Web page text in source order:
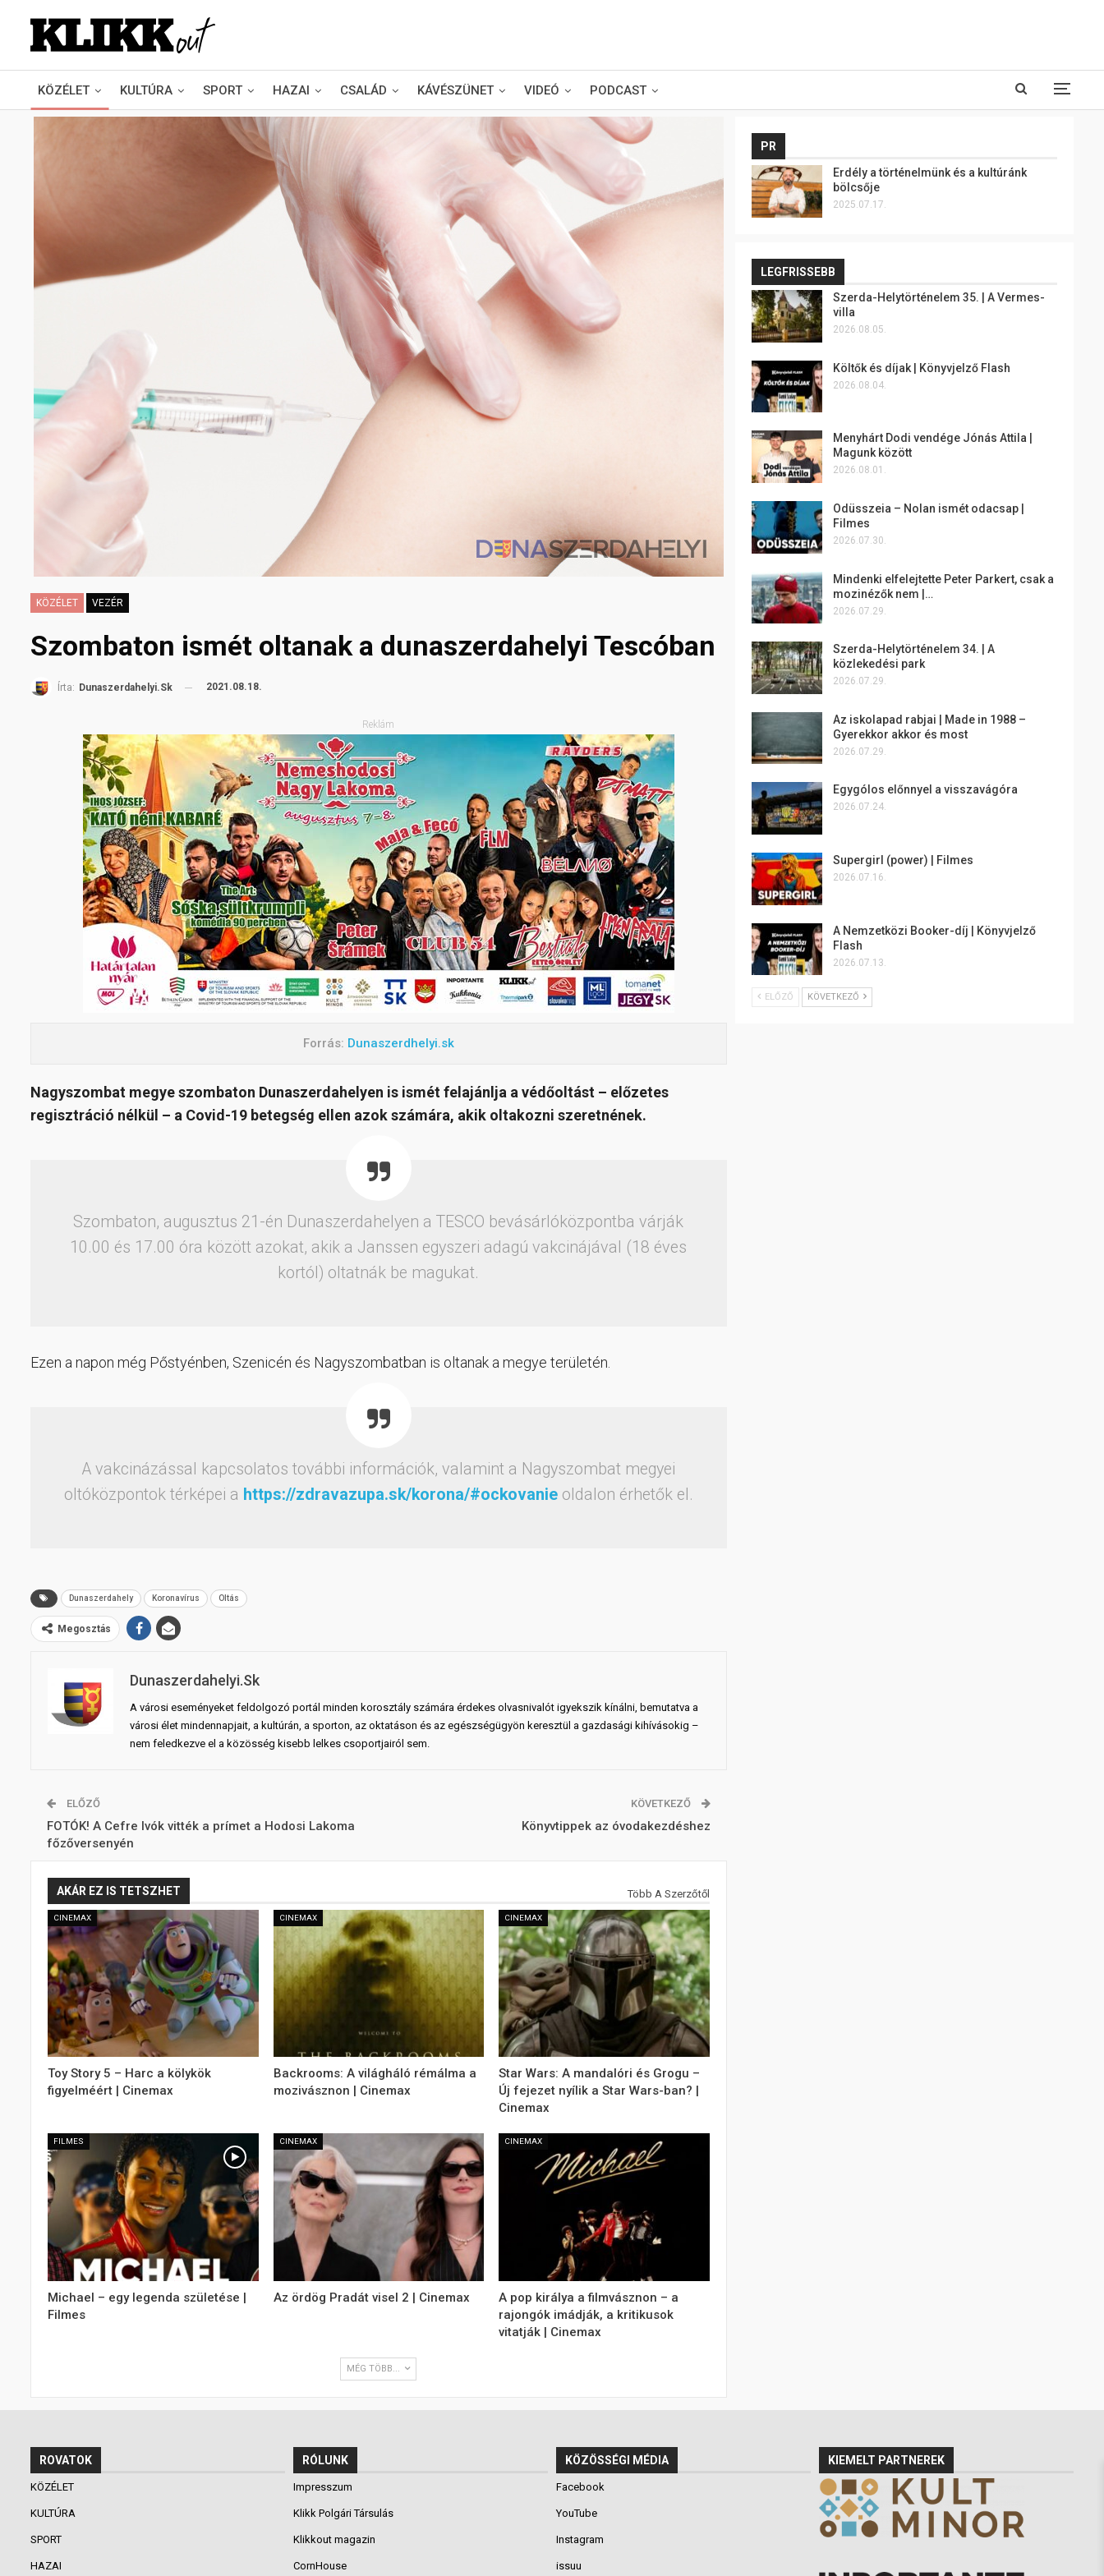
KÖZÉLET KULTÚRA SPORT HAZAI CSALÁD KÁVÉSZÜNET VIDEÓ PODCAST
KÖZÉLET VEZÉR
Szombaton ismét oltanak a dunaszerdahelyi Tescóban
Írta: Dunaszerdahelyi.sk 2021.08.18.
Reklám
Forrás: Dunaszerdhelyi.sk
Nagyszombat megye szombaton Dunaszerdahelyen is ismét felajánlja a védőoltást – előzetes
regisztráció nélkül – a Covid-19 betegség ellen azok számára, akik oltakozni szeretnének.
Szombaton, augusztus 21-én Dunaszerdahelyen a TESCO bevásárlóközpontba várják
10.00 és 17.00 óra között azokat, akik a Janssen egyszeri adagú vakcinájával (18 éves
kortól) oltatnák be magukat.
Ezen a napon még Pőstyénben, Szenicén és Nagyszombatban is oltanak a megye területén.
A vakcinázással kapcsolatos további információk, valamint a Nagyszombat megyei
oltóközpontok térképei a https://zdravazupa.sk/korona/#ockovanie oldalon érhetők el.
Dunaszerdahely Koronavírus Oltás
Megosztás
Dunaszerdahelyi.sk
A városi eseményeket feldolgozó portál minden korosztály számára érdekes olvasnivalót igyekszik kínálni, bemutatva a
városi élet mindennapjait, a kultúrán, a sporton, az oktatáson és az egészségügyön keresztül a gazdasági kihívásokig –
nem feledkezve el a közösség kisebb lelkes csoportjairól sem.
ELŐZŐ
FOTÓK! A Cefre Ivók vitték a prímet a Hodosi Lakoma
főzőversenyén
KÖVETKEZŐ
Könyvtippek az óvodakezdéshez
AKÁR EZ IS TETSZHET Több A Szerzőtől
CINEMAX
Toy Story 5 – Harc a kölykök
figyelméért | Cinemax
CINEMAX
Backrooms: A világháló rémálma a
mozivásznon | Cinemax
CINEMAX
Star Wars: A mandalóri és Grogu –
Új fejezet nyílik a Star Wars-ban? |
Cinemax
FILMES
Michael – egy legenda születése |
Filmes
CINEMAX
Az ördög Pradát visel 2 | Cinemax
CINEMAX
A pop királya a filmvásznon – a
rajongók imádják, a kritikusok
vitatják | Cinemax
MÉG TÖBB...
PR
Erdély a történelmünk és a kultúránk
bölcsője
2025.07.17.
LEGFRISSEBB
Szerda-Helytörténelem 35. | A Vermes-
villa
2026.08.05.
Költők és díjak | Könyvjelző Flash
2026.08.04.
Menyhárt Dodi vendége Jónás Attila |
Magunk között
2026.08.01.
Odüsszeia – Nolan ismét odacsap |
Filmes
2026.07.30.
Mindenki elfelejtette Peter Parkert, csak a
mozinézők nem |…
2026.07.29.
Szerda-Helytörténelem 34. | A
közlekedési park
2026.07.29.
Az iskolapad rabjai | Made in 1988 –
Gyerekkor akkor és most
2026.07.29.
Egygólos előnnyel a visszavágóra
2026.07.24.
Supergirl (power) | Filmes
2026.07.16.
A Nemzetközi Booker-díj | Könyvjelző
Flash
2026.07.13.
ELŐZŐ KÖVETKEZŐ
ROVATOK
KÖZÉLET
KULTÚRA
SPORT
HAZAI
RÓLUNK
Impresszum
Klikk Polgári Társulás
Klikkout magazin
CornHouse
KÖZÖSSÉGI MÉDIA
Facebook
YouTube
Instagram
issuu
KIEMELT PARTNEREK